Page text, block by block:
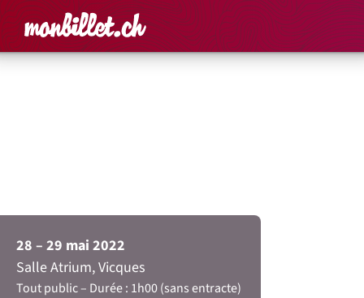
Accueil Rechercher un
Panier
28 – 29 mai 2022
Salle Atrium, Vicques
Tout public Durée : 1h00 (sans entracte)